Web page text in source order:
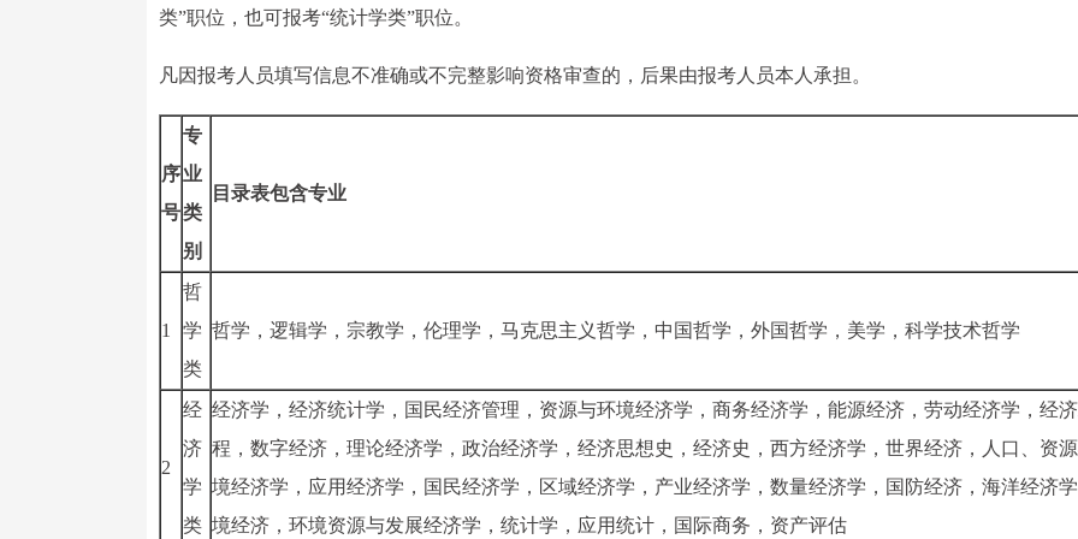
类”职位，也可报考“统计学类”职位。
凡因报考人员填写信息不准确或不完整影响资格审查的，后果由报考人员本人承担。
序
号
专
业
类
别
目录表包含专业
1
哲
学
类
哲学，逻辑学，宗教学，伦理学，马克思主义哲学，中国哲学，外国哲学，美学，科学技术哲学
2
经
济
学
类
经济学，经济统计学，国民经济管理，资源与环境经济学，商务经济学，能源经济，劳动经济学，经
程，数字经济，理论经济学，政治经济学，经济思想史，经济史，西方经济学，世界经济，人口、资
境经济学，应用经济学，国民经济学，区域经济学，产业经济学，数量经济学，国防经济，海洋经济
境经济，环境资源与发展经济学，统计学，应用统计，国际商务，资产评估